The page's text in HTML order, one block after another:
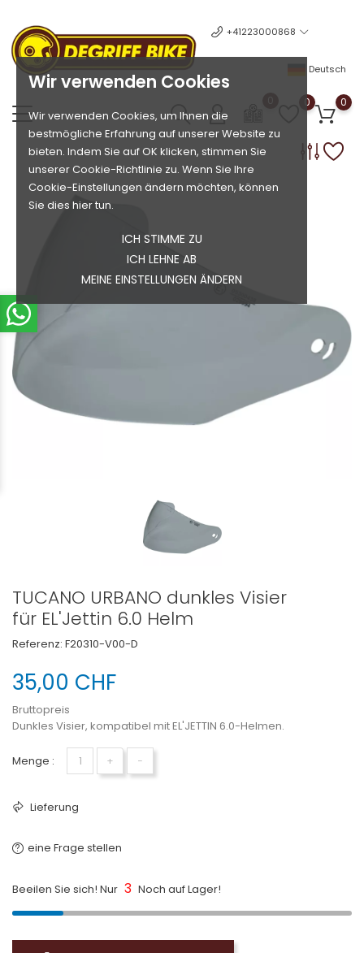
Wir verwenden Cookies
Wir verwenden Cookies, um Ihnen die
bestmögliche Erfahrung auf unserer Website zu
bieten. Indem Sie auf OK klicken, stimmen Sie
unserer Cookie-Richtlinie zu. Wenn Sie Ihre
Cookie-Einstellungen ändern möchten, können
Sie dies hier tun.
ICH STIMME ZU
ICH LEHNE AB
MEINE EINSTELLUNGEN ÄNDERN
+41223000868
Deutsch
0 0
TUCANO URBANO dunkles Visier
für EL'Jettin 6.0 Helm
Referenz: F20310-V00-D
35,00 CHF
Bruttopreis
Dunkles Visier, kompatibel mit EL'JETTIN 6.0-Helmen.
Menge : + −
Lieferung
eine Frage stellen
Beeilen Sie sich! Nur 3 Noch auf Lager!